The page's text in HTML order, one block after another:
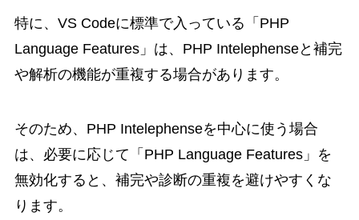
特に、VS Codeに標準で入っている「PHP
Language Features」は、PHP Intelephenseと補完
や解析の機能が重複する場合があります。
そのため、PHP Intelephenseを中心に使う場合
は、必要に応じて「PHP Language Features」を
無効化すると、補完や診断の重複を避けやすくな
ります。